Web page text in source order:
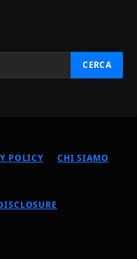
POLICY CHI SIAMO